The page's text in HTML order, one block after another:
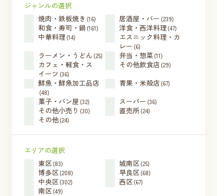
ジャンルの選択
焼肉・鉄板焼き (16) 居酒屋・バー (239)
和食・寿司・鍋 (161) 洋食・西洋料理 (47)
中華料理 (14)
エスニック料理・カ
レー (6)
ラーメン・うどん (25) 弁当・惣菜(11)
カフェ・軽食・ス
イーツ (36)
その他飲食店(29)
鮮魚・鮮魚加工品店
(48)
青果・米殻店(67)
菓子・パン屋 (32) スーパー (36)
その他小売り (30) 直売所(24)
その他(24)
エリアの選択
東区(83) 城南区(25)
博多区(208) 早良区(68)
中央区(302) 西区(67)
南区(49)